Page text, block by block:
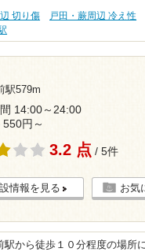
切り傷 戸田・蕨周辺 冷え性
駅579m
14:00～24:00
円～
3.2 点 / 5件
情報を見る お気
から徒歩１０分程度の場所